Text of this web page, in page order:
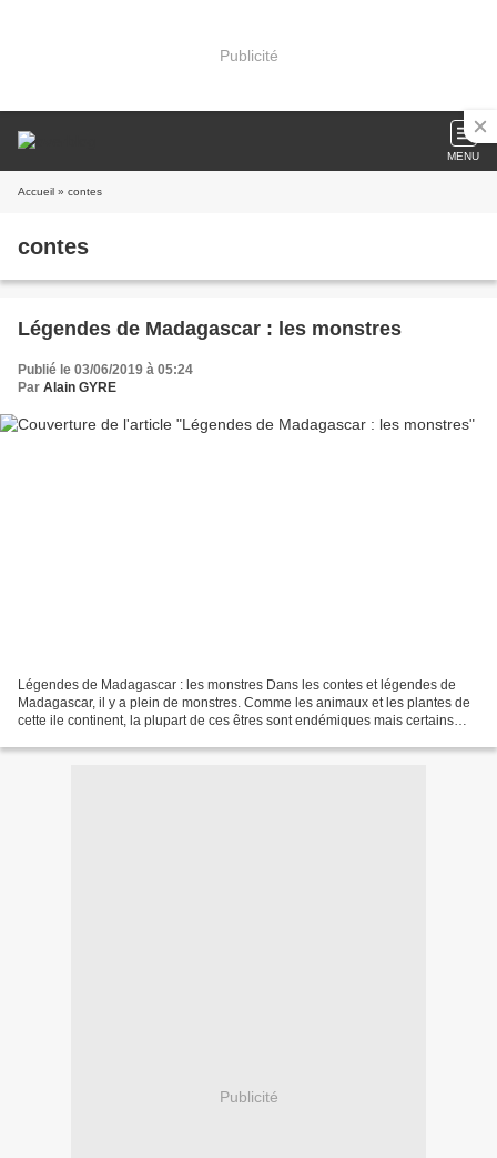
Publicité
MENU
Accueil » contes
contes
Légendes de Madagascar : les monstres
Publié le 03/06/2019 à 05:24
Par Alain GYRE
Légendes de Madagascar : les monstres Dans les contes et légendes de
Madagascar, il y a plein de monstres. Comme les animaux et les plantes de
cette ile continent, la plupart de ces êtres sont endémiques mais certains
Publicité